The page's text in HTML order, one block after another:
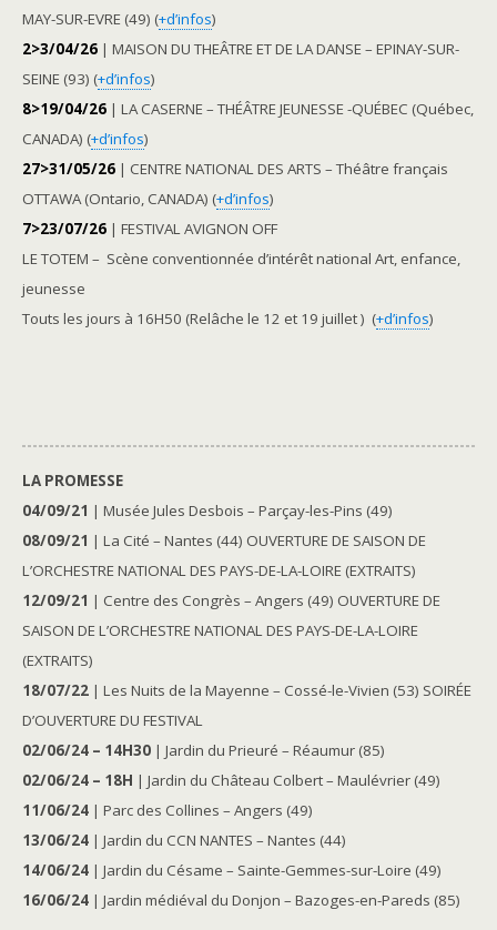
MAY-SUR-EVRE (49) (+d’infos)
2>3/04/26 | MAISON DU THEÂTRE ET DE LA DANSE – EPINAY-SUR-
SEINE (93) (+d’infos)
8>19/04/26 | LA CASERNE – THÉÂTRE JEUNESSE -QUÉBEC (Québec,
CANADA) (+d’infos)
27>31/05/26 | CENTRE NATIONAL DES ARTS – Théâtre français
OTTAWA (Ontario, CANADA) (+d’infos)
7>23/07/26 | FESTIVAL AVIGNON OFF
LE TOTEM – Scène conventionnée d’intérêt national Art, enfance,
jeunesse
Touts les jours à 16H50 (Relâche le 12 et 19 juillet ) (+d’infos)
LA PROMESSE
04/09/21 | Musée Jules Desbois – Parçay-les-Pins (49)
08/09/21 | La Cité – Nantes (44) OUVERTURE DE SAISON DE
L’ORCHESTRE NATIONAL DES PAYS-DE-LA-LOIRE (EXTRAITS)
12/09/21 | Centre des Congrès – Angers (49) OUVERTURE DE
SAISON DE L’ORCHESTRE NATIONAL DES PAYS-DE-LA-LOIRE
(EXTRAITS)
18/07/22 | Les Nuits de la Mayenne – Cossé-le-Vivien (53) SOIRÉE
D’OUVERTURE DU FESTIVAL
02/06/24 – 14H30 | Jardin du Prieuré – Réaumur (85)
02/06/24 – 18H | Jardin du Château Colbert – Maulévrier (49)
11/06/24 | Parc des Collines – Angers (49)
13/06/24 | Jardin du CCN NANTES – Nantes (44)
14/06/24 | Jardin du Césame – Sainte-Gemmes-sur-Loire (49)
16/06/24 | Jardin médiéval du Donjon – Bazoges-en-Pareds (85)